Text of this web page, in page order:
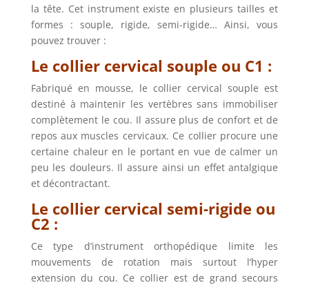
la tête. Cet instrument existe en plusieurs tailles et
formes : souple, rigide, semi-rigide… Ainsi, vous
pouvez trouver :
Le collier cervical souple ou C1 :
Fabriqué en mousse, le collier cervical souple est
destiné à maintenir les vertèbres sans immobiliser
complètement le cou. Il assure plus de confort et de
repos aux muscles cervicaux. Ce collier procure une
certaine chaleur en le portant en vue de calmer un
peu les douleurs. Il assure ainsi un effet antalgique
et décontractant.
Le collier cervical semi-rigide ou
C2 :
Ce type d’instrument orthopédique limite les
mouvements de rotation mais surtout l’hyper
extension du cou. Ce collier est de grand secours